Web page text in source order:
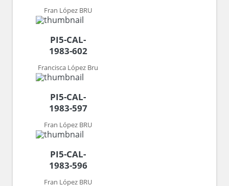
Fran López BRU
PI5-CAL-
1983-602
Francisca López Bru
PI5-CAL-
1983-597
Fran López BRU
PI5-CAL-
1983-596
Fran López BRU